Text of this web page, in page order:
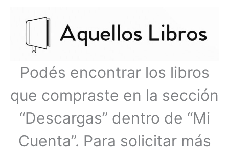
Podés encontrar los libros
que compraste en la sección
“Descargas” dentro de “Mi
Cuenta”. Para solicitar más
principal